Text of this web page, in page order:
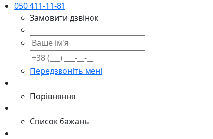
050 411-11-81
Замовити дзвінок
Передзвоніть мені
Порівняння
Список бажань